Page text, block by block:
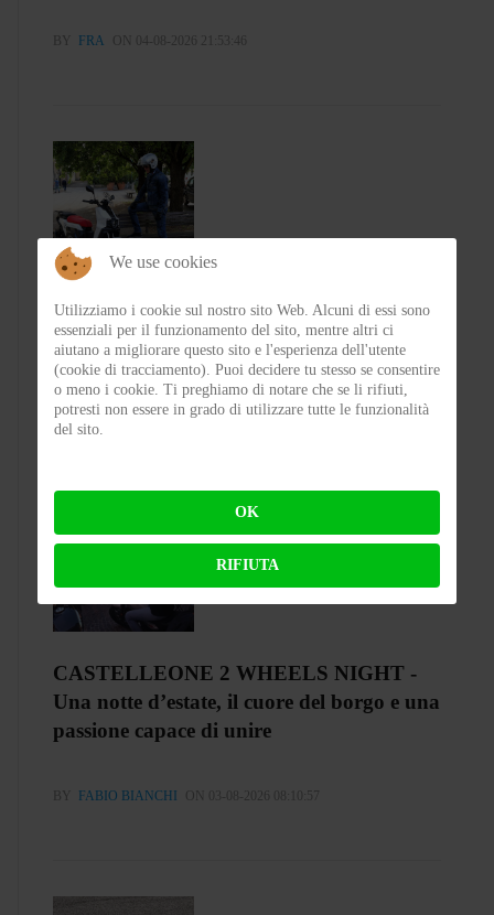
BY FRA ON 04-08-2026 21:53:46
Test Silence S02 – Stile silenzioso
BY FLAP ON 03-08-2026 23:00:27
CASTELLEONE 2 WHEELS NIGHT -
Una notte d’estate, il cuore del borgo e una
passione capace di unire
BY FABIO BIANCHI ON 03-08-2026 08:10:57
We use cookies
Utilizziamo i cookie sul nostro sito Web. Alcuni di essi sono
essenziali per il funzionamento del sito, mentre altri ci
aiutano a migliorare questo sito e l'esperienza dell'utente
(cookie di tracciamento). Puoi decidere tu stesso se consentire
o meno i cookie. Ti preghiamo di notare che se li rifiuti,
potresti non essere in grado di utilizzare tutte le funzionalità
del sito.
OK
RIFIUTA